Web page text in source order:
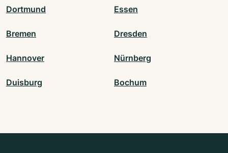
Dortmund Essen
Bremen Dresden
Hannover Nürnberg
Duisburg Bochum